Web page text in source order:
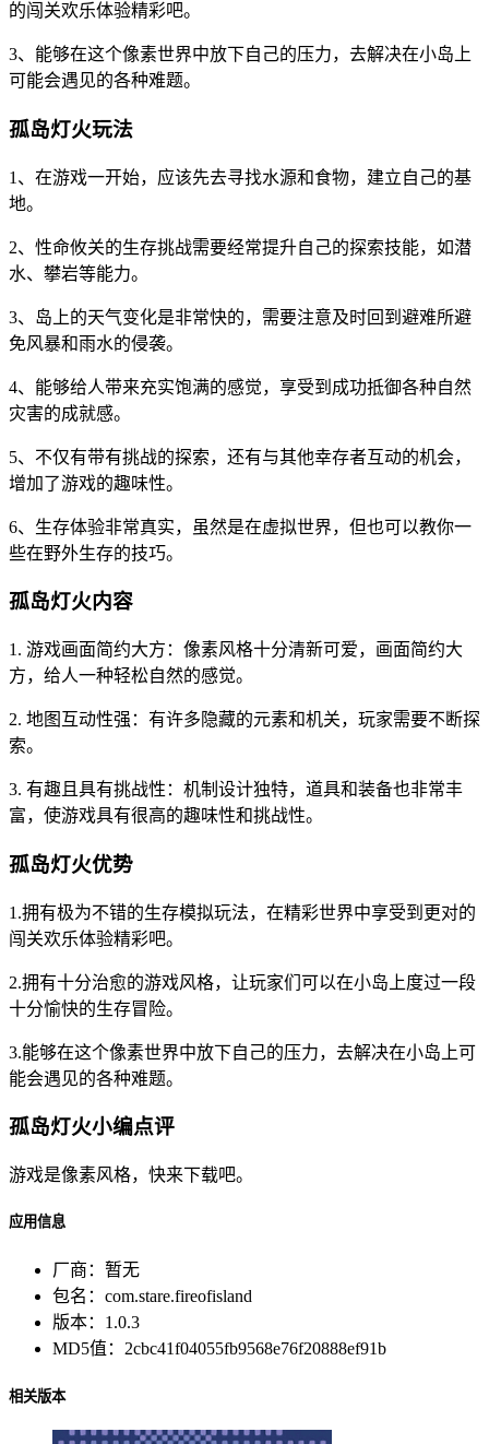
的闯关欢乐体验精彩吧。
3、能够在这个像素世界中放下自己的压力，去解决在小岛上
可能会遇见的各种难题。
孤岛灯火玩法
1、在游戏一开始，应该先去寻找水源和食物，建立自己的基
地。
2、性命攸关的生存挑战需要经常提升自己的探索技能，如潜
水、攀岩等能力。
3、岛上的天气变化是非常快的，需要注意及时回到避难所避
免风暴和雨水的侵袭。
4、能够给人带来充实饱满的感觉，享受到成功抵御各种自然
灾害的成就感。
5、不仅有带有挑战的探索，还有与其他幸存者互动的机会，
增加了游戏的趣味性。
6、生存体验非常真实，虽然是在虚拟世界，但也可以教你一
些在野外生存的技巧。
孤岛灯火内容
1. 游戏画面简约大方：像素风格十分清新可爱，画面简约大
方，给人一种轻松自然的感觉。
2. 地图互动性强：有许多隐藏的元素和机关，玩家需要不断探
索。
3. 有趣且具有挑战性：机制设计独特，道具和装备也非常丰
富，使游戏具有很高的趣味性和挑战性。
孤岛灯火优势
1.拥有极为不错的生存模拟玩法，在精彩世界中享受到更对的
闯关欢乐体验精彩吧。
2.拥有十分治愈的游戏风格，让玩家们可以在小岛上度过一段
十分愉快的生存冒险。
3.能够在这个像素世界中放下自己的压力，去解决在小岛上可
能会遇见的各种难题。
孤岛灯火小编点评
游戏是像素风格，快来下载吧。
应用信息
厂商： 暂无
包名： com.stare.fireofisland
版本： 1.0.3
MD5值： 2cbc41f04055fb9568e76f20888ef91b
相关版本